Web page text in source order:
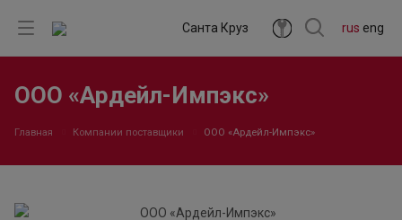
rus eng
Санта Круз
ООО «Ардейл-Импэкс»
Главная Компании поставщики ООО «Ардейл-Импэкс»